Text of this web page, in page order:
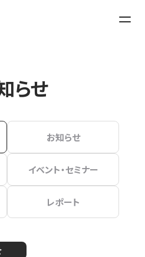
らせ
お知らせ
イベント・セミナー
レポート